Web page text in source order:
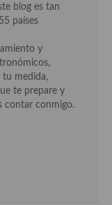
blog es tan
países
y
tu medida,
te prepare y
contar conmigo.